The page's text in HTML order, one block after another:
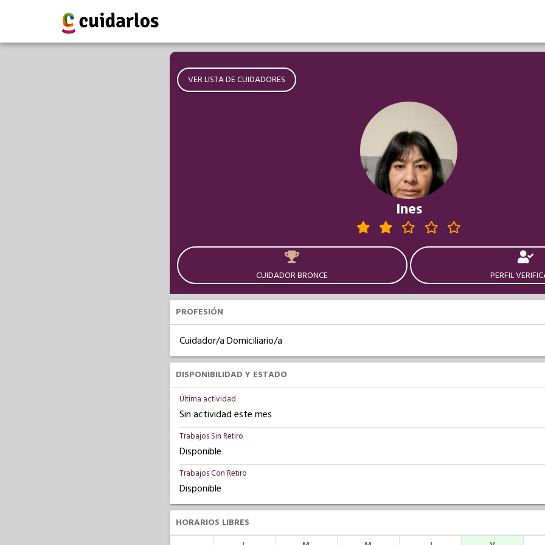
VER LISTA DE CUIDADORES
Ines
CUIDADOR BRONCE PERFIL
PROFESIÓN
Cuidador/a Domiciliario/a
DISPONIBILIDAD Y ESTADO
Última actividad
Sin actividad este mes
Trabajos Sin Retiro
Disponible
Trabajos Con Retiro
Disponible
HORARIOS LIBRES